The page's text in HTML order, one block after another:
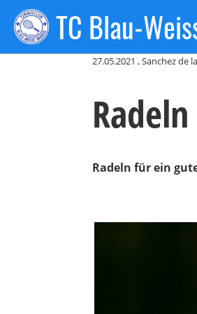
TC Blau-
Zurück
27.05.2021 , Sanchez de
Radeln für ein